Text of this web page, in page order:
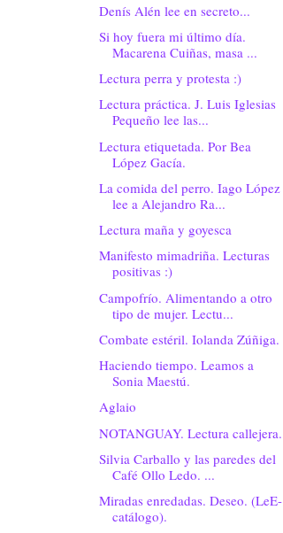
Denís Alén lee en secreto...
Si hoy fuera mi último día.
Macarena Cuiñas, masa ...
Lectura perra y protesta :)
Lectura práctica. J. Luis Iglesias
Pequeño lee las...
Lectura etiquetada. Por Bea
López Gacía.
La comida del perro. Iago López
lee a Alejandro Ra...
Lectura maña y goyesca
Manifesto mimadriña. Lecturas
positivas :)
Campofrío. Alimentando a otro
tipo de mujer. Lectu...
Combate estéril. Iolanda Zúñiga.
Haciendo tiempo. Leamos a
Sonia Maestú.
Aglaio
NOTANGUAY. Lectura callejera.
Silvia Carballo y las paredes del
Café Ollo Ledo. ...
Miradas enredadas. Deseo. (LeE-
catálogo).